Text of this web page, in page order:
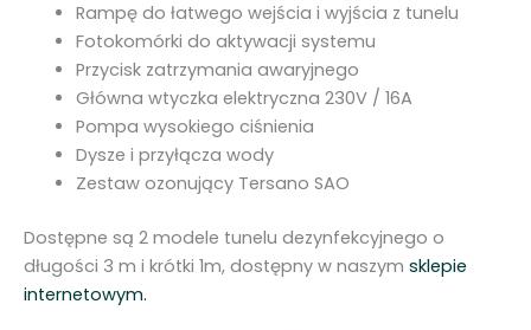
Rampę do łatwego wejścia i wyjścia z tunelu
Fotokomórki do aktywacji systemu
Przycisk zatrzymania awaryjnego
Główna wtyczka elektryczna 230V / 16A
Pompa wysokiego ciśnienia
Dysze i przyłącza wody
Zestaw ozonujący Tersano SAO
Dostępne są 2 modele tunelu dezynfekcyjnego o
długości 3 m i krótki 1m, dostępny w naszym sklepie
internetowym.